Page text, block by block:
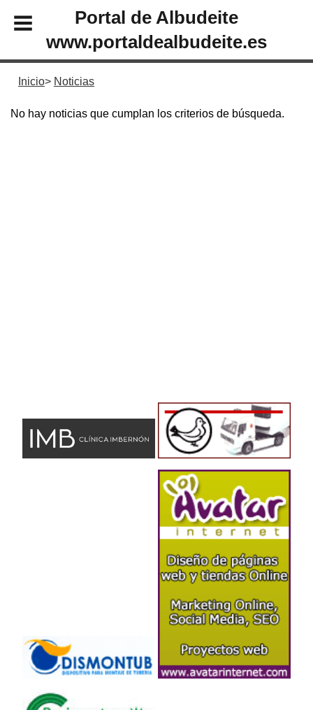
Portal de Albudeite
www.portaldealbudeite.es
Inicio Noticias
No hay noticias que cumplan los criterios de búsqueda.